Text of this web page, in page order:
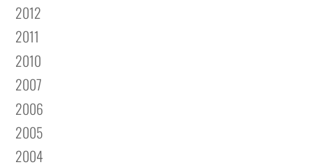
2012
2011
2010
2007
2006
2005
2004